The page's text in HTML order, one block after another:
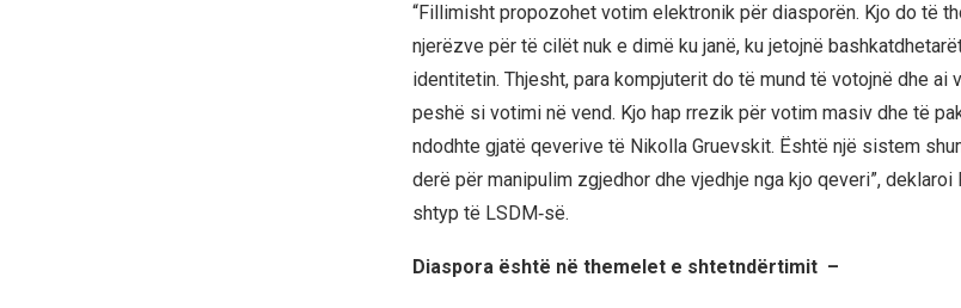
“Fillimisht propozohet votim elektronik për diasporën. Kjo do të
njerëzve për të cilët nuk e dimë ku janë, ku jetojnë
identitetin. Thjesht, para kompjuterit do të mund të votojnë dhe ai
peshë si votimi në vend. Kjo hap rrezik për votim masiv dhe të
ndodhte gjatë qeverive të Nikolla Gruevskit. Është një sistem
derë për manipulim zgjedhor dhe vjedhje nga kjo qeveri”,
shtyp të LSDM‑së.
Diaspora është në themelet e shtetndërtimit –